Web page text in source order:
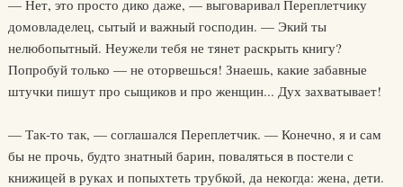
— Нет, это просто дико даже, — выговаривал Переплетчику
домовладелец, сытый и важный господин. — Экий ты
нелюбопытный. Неужели тебя не тянет раскрыть книгу?
Попробуй только — не оторвешься! Знаешь, какие забавные
штучки пишут про сыщиков и про женщин... Дух захватывает!
— Так-то так, — соглашался Переплетчик. — Конечно, я и сам
бы не прочь, будто знатный барин, поваляться в постели с
книжицей в руках и попыхтеть трубкой, да некогда: жена, дети.